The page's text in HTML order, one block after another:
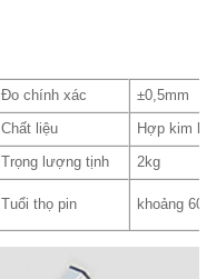
Đo chính xác ±0,5mm
Chất liệu Hợp kim
Trọng lượng tịnh 2kg
Tuổi thọ pin khoảng 60h